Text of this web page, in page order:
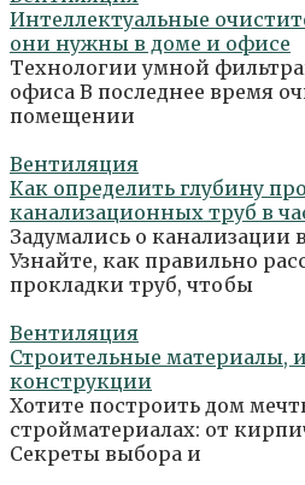
Интеллектуальные
они нужны в доме и офисе
Технологии умной
офиса В последнее время
помещении
Вентиляция
Как определить глубину
канализационных труб в
Задумались о канализации
Узнайте, как правильно
прокладки труб, чтобы
Вентиляция
Строительные материалы,
конструкции
Хотите построить дом
стройматериалах: от
Секреты выбора и